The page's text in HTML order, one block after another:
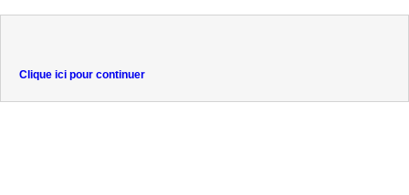
Clique ici pour continuer